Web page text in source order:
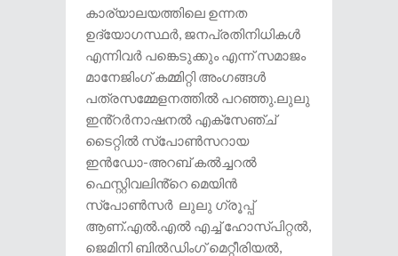
കാര്യാലയത്തിലെ ഉന്നത
ഉദ്യോഗസ്ഥർ, ജനപ്രതിനിധികൾ
എന്നിവർ പങ്കെടുക്കും എന്ന് സമാജം
മാനേജിംഗ് കമ്മിറ്റി അംഗങ്ങൾ
പത്രസമ്മേളനത്തിൽ പറഞ്ഞു.ലുലു
ഇൻ്റർനാഷനൽ എക്സേഞ്ച്
ടൈറ്റിൽ സ്പോൺസറായ
ഇൻഡോ-അറബ് കൽച്ചറൽ
ഫെസ്റ്റിവലിൻ്റെ മെയിൻ
സ്പോൺസർ ലുലു ഗ്രൂപ്പ്
ആണ്.എൽ.എൽ എച്ച് ഹോസ്പിറ്റൽ,
ജെമിനി ബിൽഡിംഗ് മെറ്റീരിയൽ,